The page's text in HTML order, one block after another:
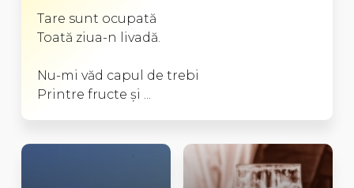
Tare sunt ocupată
Toată ziua-n livadă.
Nu-mi văd capul de trebi
Printre fructe şi ...